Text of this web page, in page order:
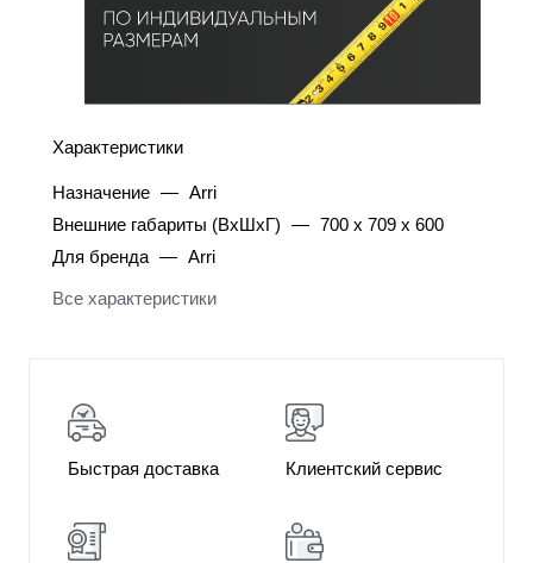
Характеристики
Назначение — Arri
Внешние габариты (ВхШхГ) — 700 x 709 x 600
Для бренда — Arri
Все характеристики
Быстрая доставка Клиентский сервис